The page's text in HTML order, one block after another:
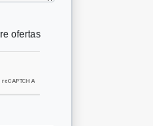
ofertas